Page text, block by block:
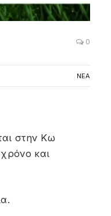
0
ΝΕΑ
στην Κω
και